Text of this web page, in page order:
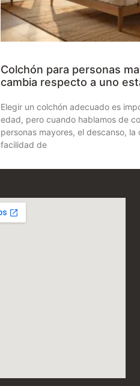
Colchón para personas
cambia respecto a uno
Elegir un colchón adecuado es
edad, pero cuando hablamos de
personas mayores, el descanso, la
facilidad de